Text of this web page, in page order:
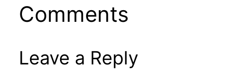
Comments
Leave a Reply